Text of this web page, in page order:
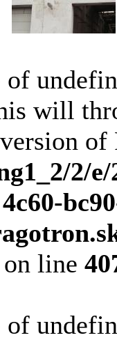
of
will
of
2/e/
4c60-
on line
of